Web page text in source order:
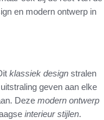
en modern ontwerp in
klassiek design stralen
geven aan elke
Deze modern ontwerp
interieur stijlen.